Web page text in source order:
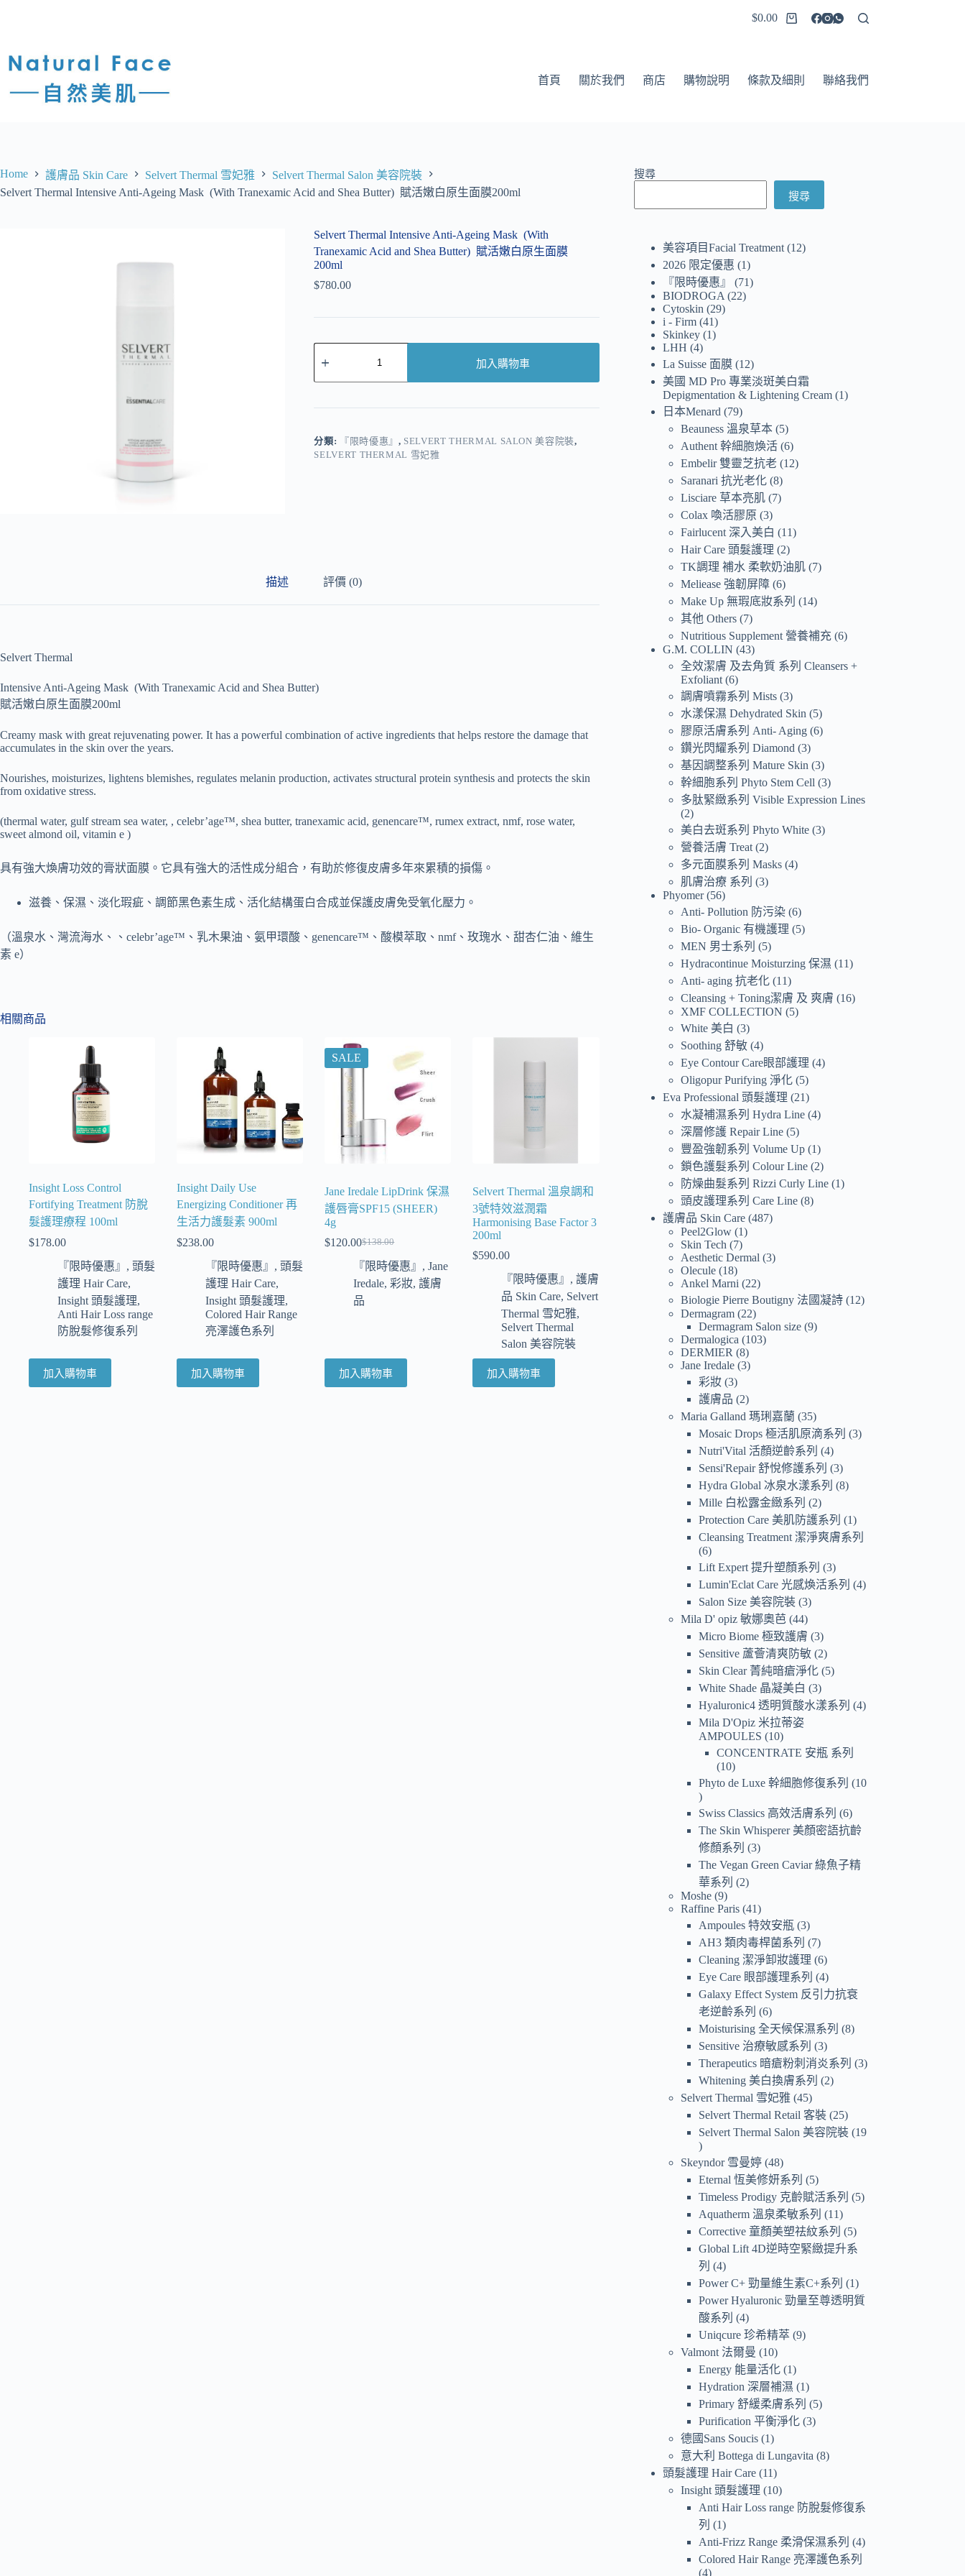
$0.00
首頁 關於我們 商店 購物說明 條款及細則 聯絡我們
Home 護膚品 Skin Care Selvert Thermal 雪妃雅
Selvert Thermal Salon 美容院裝
Selvert Thermal Intensive Anti-Ageing Mask (With Tranexamic Acid and Shea Butter) 賦活嫩白原生面膜200ml
Selvert Thermal Intensive Anti-Ageing Mask (With
Tranexamic Acid and Shea Butter) 賦活嫩白原生面膜
200ml
$780.00
加入購物車
r
n
分類: 『限時優惠』 , SELVERT THERMAL SALON 美容院裝,
SELVERT THERMAL 雪妃雅
描述 評價 (0)
Selvert Thermal
Intensive Anti-Ageing Mask (With Tranexamic Acid and Shea Butter)
賦活嫩白原生面膜200ml
Creamy mask with great rejuvenating power. It has a powerful combination of active ingredients that helps restore the damage that
accumulates in the skin over the years.
Nourishes, moisturizes, lightens blemishes, regulates melanin production, activates structural protein synthesis and protects the skin
from oxidative stress.
(thermal water, gulf stream sea water, , celebr’age™, shea butter, tranexamic acid, genencare™, rumex extract, nmf, rose water,
sweet almond oil, vitamin e )
具有強大煥膚功效的膏狀面膜。它具有強大的活性成分組合，有助於修復皮膚多年來累積的損傷。
滋養、保濕、淡化瑕疵、調節黑色素生成、活化結構蛋白合成並保護皮膚免受氧化壓力。
（溫泉水、灣流海水、、celebr’age™、乳木果油、氨甲環酸、genencare™、酸模萃取、nmf、玫瑰水、甜杏仁油、維生
素 e）
相關商品
Insight Loss Control
Fortifying Treatment 防脫
髮護理療程 100ml
$178.00
『限時優惠』 , 頭髮
護理 Hair Care,
Insight 頭髮護理,
Anti Hair Loss range
防脫髮修復系列
加入購物車
Insight Daily Use
Energizing Conditioner 再
生活力護髮素 900ml
$238.00
『限時優惠』 , 頭髮
護理 Hair Care,
Insight 頭髮護理,
Colored Hair Range
亮澤護色系列
加入購物車
SALE
Jane Iredale LipDrink 保濕
護唇膏SPF15 (SHEER)
4g
$138.00
$120.00
『限時優惠』 ,Jane
Iredale, 彩妝,護膚
品
加入購物車
Selvert Thermal 溫泉調和
3號特效滋潤霜
Harmonising Base Factor 3
200ml
$590.00
『限時優惠』 ,護膚
品 Skin Care, Selvert
Thermal 雪妃雅,
Selvert Thermal
Salon 美容院裝
加入購物車
搜尋
搜尋
美容項目Facial Treatment 12
2026 限定優惠
1
『限時優惠』
71
BIODROGA
22
Cytoskin
29
i - Firm 41
Skinkey 1
LHH 4
La Suisse 面膜 12
美國 MD Pro 專業淡斑美白霜
Depigmentation & Lightening Cream 1
日本Menard
79
Beauness 溫泉草本 5
Authent 幹細胞煥活 6
Embelir 雙靈芝抗老 12
Saranari 抗光老化 8
Lisciare 草本亮肌 7
Colax 喚活膠原 3
Fairlucent 深入美白
11
Hair Care 頭髮護理
2
TK調理 補水 柔軟奶油肌 7
Meliease 強韌屏障 6
Make Up 無瑕底妝系列
14
其他 Others 7
Nutritious Supplement 營養補充 6
G.M. COLLIN 43
全效潔膚 及去角質 系列 Cleansers +
Exfoliant 6
調膚噴霧系列 Mists 3
水漾保濕 Dehydrated Skin
5
膠原活膚系列 Anti- Aging 6
鑽光閃耀系列 Diamond 3
基因調整系列 Mature Skin 3
幹細胞系列 Phyto Stem Cell 3
多肽緊緻系列 Visible Expression Lines
2
美白去斑系列 Phyto White 3
營養活膚 Treat 2
多元面膜系列 Masks 4
肌膚治療 系列
3
Phyomer 56
Anti- Pollution 防污染 6
Bio- Organic 有機護理
5
MEN 男士系列
5
Hydracontinue Moisturzing 保濕
11
Anti- aging 抗老化 11
Cleansing + Toning潔膚 及 爽膚
16
XMF COLLECTION
5
White 美白
3
Soothing 舒敏 4
Eye Contour Care眼部護理 4
Oligopur Purifying 淨化 5
Eva Professional 頭髮護理
21
水凝補濕系列 Hydra Line 4
深層修護 Repair Line 5
豐盈強韌系列 Volume Up 1
鎖色護髮系列 Colour Line 2
防燥曲髮系列 Rizzi Curly Line 1
頭皮護理系列 Care Line 8
護膚品 Skin Care 487
Peel2Glow 1
Skin Tech
7
Aesthetic Dermal 3
Olecule 18
Ankel Marni
22
Biologie Pierre Boutigny 法國凝詩 12
Dermagram 22
Dermagram Salon size 9
Dermalogica
103
DERMIER
8
Jane Iredale 3
彩妝 3
護膚品
2
Maria Galland 瑪琍嘉蘭 35
Mosaic Drops 極活肌原滴系列
3
Nutri'Vital 活顏逆齡系列
4
Sensi'Repair 舒悅修護系列
3
Hydra Global 冰泉水漾系列
8
Mille 白松露金緻系列
2
Protection Care 美肌防護系列
1
Cleansing Treatment 潔淨爽膚系列
6
Lift Expert 提升塑顏系列
3
Lumin'Eclat Care 光感煥活系列
4
Salon Size 美容院裝 3
Mila D' opiz 敏娜奧芭 44
Micro Biome 極致護膚 3
Sensitive 蘆薈清爽防敏 2
Skin Clear 菁純暗瘡淨化 5
White Shade 晶凝美白
3
Hyaluronic4 透明質酸水漾系列
4
Mila D'Opiz 米拉蒂姿
AMPOULES
10
CONCENTRATE 安瓶 系列
10
Phyto de Luxe 幹細胞修復系列
10
Swiss Classics 高效活膚系列
6
The Skin Whisperer 美顏密語抗齡
修顏系列
3
The Vegan Green Caviar 綠魚子精
華系列
2
Moshe 9
Raffine Paris 41
Ampoules 特效安瓶 3
AH3 類肉毒桿菌系列
7
Cleaning 潔淨卸妝護理 6
Eye Care 眼部護理系列
4
Galaxy Effect System 反引力抗衰
老逆齡系列
6
Moisturising 全天候保濕系列
8
Sensitive 治療敏感系列
3
Therapeutics 暗瘡粉刺消炎系列
3
Whitening 美白換膚系列
2
Selvert Thermal 雪妃雅 45
Selvert Thermal Retail 客裝 25
Selvert Thermal Salon 美容院裝 19
Skeyndor 雪曼婷 48
Eternal 恆美修妍系列
5
Timeless Prodigy 克齡賦活系列
5
Aquatherm 溫泉柔敏系列
11
Corrective 童顏美塑祛紋系列
5
Global Lift 4D逆時空緊緻提升系
列
4
Power C+ 勁量維生素C+系列
1
Power Hyaluronic 勁量至尊透明質
酸系列
4
Uniqcure 珍希精萃 9
Valmont 法爾曼
10
Energy 能量活化 1
Hydration 深層補濕
1
Primary 舒緩柔膚系列
5
Purification 平衡淨化 3
德國Sans Soucis 1
意大利 Bottega di Lungavita 8
頭髮護理 Hair Care 11
Insight 頭髮護理
10
Anti Hair Loss range 防脫髮修復系
列
1
Anti-Frizz Range 柔滑保濕系列
4
Colored Hair Range 亮澤護色系列
4